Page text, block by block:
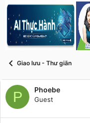
e
a
d
s
a
r
y
g
ử
i
Giao lưu - Thư giãn
P Phoebe
Guest